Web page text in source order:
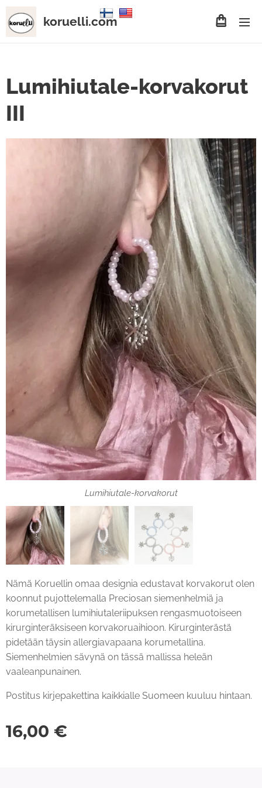
koruelli.com
Lumihiutale-korvakorut
III
Lumihiutale-korvakorut
Nämä Koruellin omaa designia edustavat korvakorut olen
koonnut pujottelemalla Preciosan siemenhelmiä ja
korumetallisen lumihiutaleriipuksen rengasmuotoiseen
kirurginteräksiseen korvakoruaihioon. Kirurginterästä
pidetään täysin allergiavapaana korumetallina.
Siemenhelmien sävynä on tässä mallissa heleän
vaaleanpunainen.
Postitus kirjepakettina kaikkialle Suomeen kuuluu hintaan.
16,00 €